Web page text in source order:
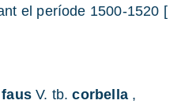
el període 1500-1520 [
faus V. tb.corbella,